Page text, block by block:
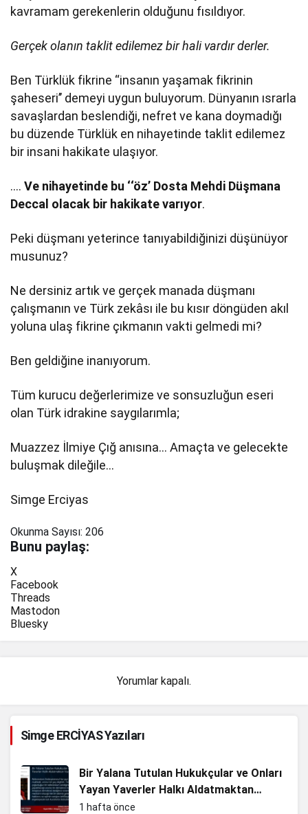
kavramam gerekenlerin olduğunu fısıldıyor.
Gerçek olanın taklit edilemez bir hali vardır derler.
Ben Türklük fikrine ‘‘insanın yaşamak fikrinin
şaheseri’’ demeyi uygun buluyorum. Dünyanın ısrarla
savaşlardan beslendiği, nefret ve kana doymadığı
bu düzende Türklük en nihayetinde taklit edilemez
bir insani hakikate ulaşıyor.
….Ve nihayetinde bu ‘‘öz’ Dosta Mehdi Düşmana
Deccal olacak bir hakikate varıyor.
Peki düşmanı yeterince tanıyabildiğinizi düşünüyor
musunuz?
Ne dersiniz artık ve gerçek manada düşmanı
çalışmanın ve Türk zekâsı ile bu kısır döngüden akıl
yoluna ulaş fikrine çıkmanın vakti gelmedi mi?
Ben geldiğine inanıyorum.
Tüm kurucu değerlerimize ve sonsuzluğun eseri
olan Türk idrakine saygılarımla;
Muazzez İlmiye Çığ anısına… Amaçta ve gelecekte
buluşmak dileğile…
Simge Erciyas
Okunma Sayısı: 206
Bunu paylaş:
X
Facebook
Threads
Mastodon
Bluesky
Yorumlar kapalı.
Simge ERCİYAS Yazıları
Bir Yalana Tutulan Hukukçular ve Onları
Yayan Yaverler Halkı Aldatmaktan
Vazgeçin
1 hafta önce